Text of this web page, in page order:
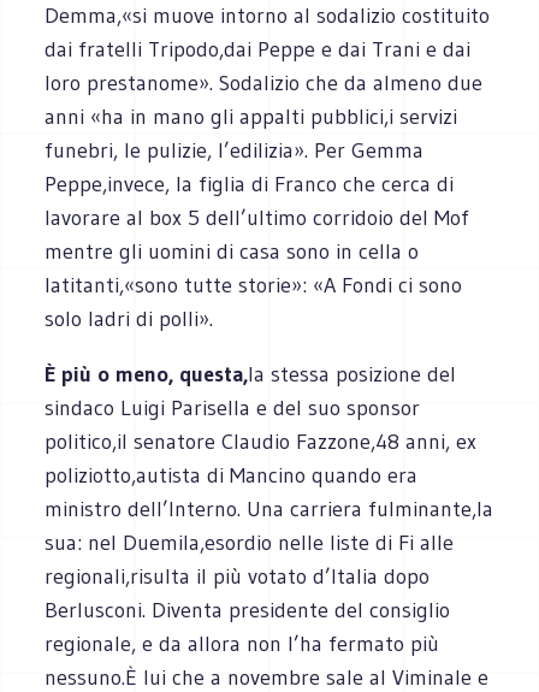
Demma,«si muove intorno al sodalizio costituito
dai fratelli Tripodo,dai Peppe e dai Trani e dai
loro prestanome». Sodalizio che da almeno due
anni «ha in mano gli appalti pubblici,i servizi
funebri, le pulizie, l’edilizia». Per Gemma
Peppe,invece, la figlia di Franco che cerca di
lavorare al box 5 dell’ultimo corridoio del Mof
mentre gli uomini di casa sono in cella o
latitanti,«sono tutte storie»: «A Fondi ci sono
solo ladri di polli».
È più o meno, questa,la stessa posizione del
sindaco Luigi Parisella e del suo sponsor
politico,il senatore Claudio Fazzone,48 anni, ex
poliziotto,autista di Mancino quando era
ministro dell’Interno. Una carriera fulminante,la
sua: nel Duemila,esordio nelle liste di Fi alle
regionali,risulta il più votato d’Italia dopo
Berlusconi. Diventa presidente del consiglio
regionale, e da allora non l’ha fermato più
nessuno.È lui che a novembre sale al Viminale e